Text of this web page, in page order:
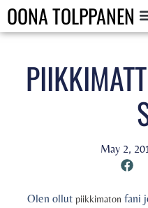
OONA TOLPPANEN
May 2,
Olen ollut piikkimaton fani